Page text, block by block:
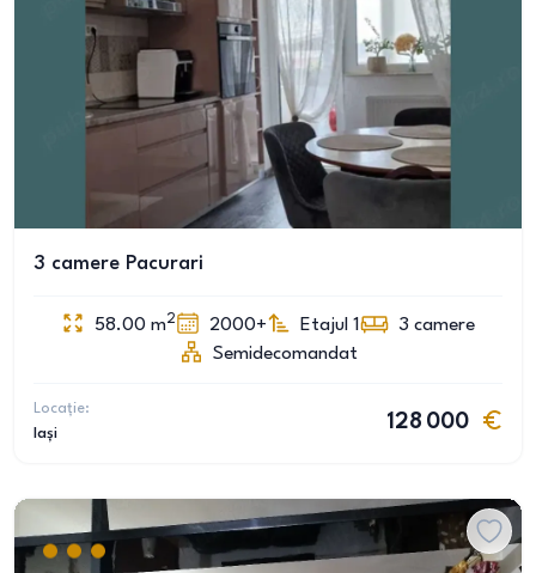
3 camere Pacurari
58.00 m2 2000+ Etajul 1 3 camere
Semidecomandat
Locație:
Iași
128 000